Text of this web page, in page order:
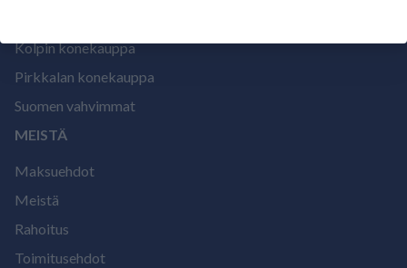
Kolpin konekauppa
Pirkkalan konekauppa
Suomen vahvimmat
MEISTÄ
Maksuehdot
Meistä
Rahoitus
Toimitusehdot